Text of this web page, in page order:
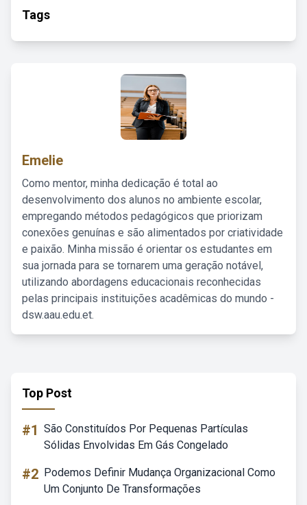
Tags
Emelie
Como mentor, minha dedicação é total ao
desenvolvimento dos alunos no ambiente escolar,
empregando métodos pedagógicos que priorizam
conexões genuínas e são alimentados por criatividade
e paixão. Minha missão é orientar os estudantes em
sua jornada para se tornarem uma geração notável,
utilizando abordagens educacionais reconhecidas
pelas principais instituições acadêmicas do mundo -
dsw.aau.edu.et.
Top Post
#1 São Constituídos Por Pequenas Partículas
Sólidas Envolvidas Em Gás Congelado
#2 Podemos Definir Mudança Organizacional Como
Um Conjunto De Transformações